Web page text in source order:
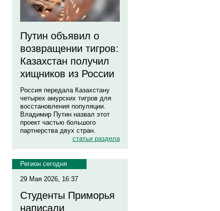
Путин объявил о
возвращении тигров:
Казахстан получил
хищников из России
Россия передала Казахстану
четырех амурских тигров для
восстановления популяции.
Владимир Путин назвал этот
проект частью большого
партнерства двух стран.
статьи раздела
Регион сегодня
29 Мая 2026, 16:37
Студенты Приморья
написали